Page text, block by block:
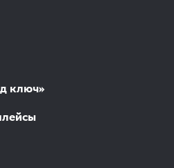
ключ»